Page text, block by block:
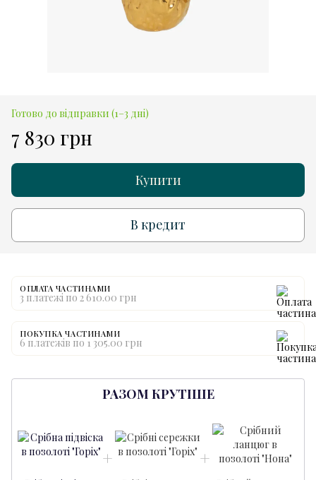
Готово до відправки (1–3 дні)
7 830 грн
Купити
В кредит
ОПЛАТА ЧАСТИНАМИ
3 платежі по 2 610.00 грн
ПОКУПКА ЧАСТИНАМИ
6 платежів по 1 305.00 грн
РАЗОМ КРУТІШЕ